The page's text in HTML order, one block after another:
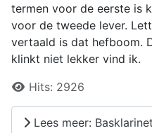
termen voor de eerste is
voor de tweede lever.
vertaald is dat hefboom.
klinkt niet lekker vind ik.
Details
Hits: 2926
Lees meer: